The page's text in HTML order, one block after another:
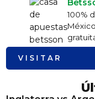
100%
VISITAR